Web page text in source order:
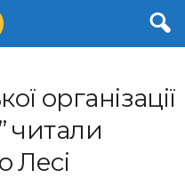
організації
читали
Лесі